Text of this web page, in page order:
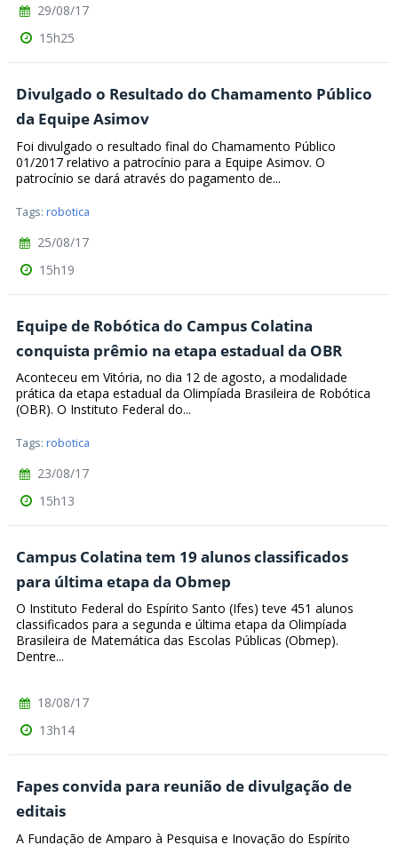
29/08/17
15h25
Divulgado o Resultado do Chamamento Público
da Equipe Asimov
Foi divulgado o resultado final do Chamamento Público
01/2017 relativo a patrocínio para a Equipe Asimov. O
patrocínio se dará através do pagamento de...
Tags: robotica
25/08/17
15h19
Equipe de Robótica do Campus Colatina
conquista prêmio na etapa estadual da OBR
Aconteceu em Vitória, no dia 12 de agosto, a modalidade
prática da etapa estadual da Olimpíada Brasileira de Robótica
(OBR). O Instituto Federal do...
Tags: robotica
23/08/17
15h13
Campus Colatina tem 19 alunos classificados
para última etapa da Obmep
O Instituto Federal do Espírito Santo (Ifes) teve 451 alunos
classificados para a segunda e última etapa da Olimpíada
Brasileira de Matemática das Escolas Públicas (Obmep).
Dentre...
18/08/17
13h14
Fapes convida para reunião de divulgação de
editais
A Fundação de Amparo à Pesquisa e Inovação do Espírito